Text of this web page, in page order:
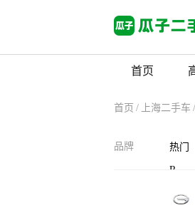
首页
首页 / 上海二手车 /
品牌 热门
R